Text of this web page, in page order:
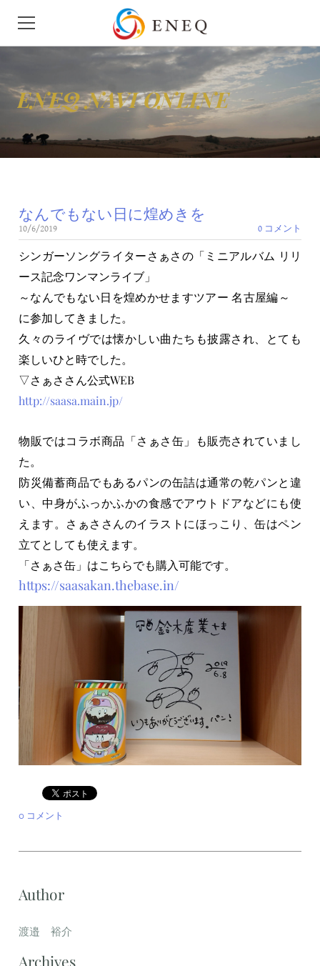
ENEQ NAVI ONLINE
なんでもない日に煌めきを
10/6/2019 0 コメント
シンガーソングライターさぁさの「ミニアルバム リリ
ース記念ワンマンライブ」
～なんでもない日を煌めかせますツアー 名古屋編～
に参加してきました。
久々のライヴでは懐かしい曲たちも披露され、とても
楽しいひと時でした。
▽さぁささん公式WEB
http://saasa.main.jp/
物販ではコラボ商品「さぁさ缶」も販売されていまし
た。
防災備蓄商品でもあるパンの缶詰は通常の乾パンと違
い、中身がふっかふかの食感でアウトドアなどにも使
えます。さぁささんのイラストにほっこり、缶はペン
立てとしても使えます。
「さぁさ缶」はこちらでも購入可能です。
https://saasakan.thebase.in/
0 コメント
Author
渡邉 裕介
Archives
会社概要
ニュース
がす
モビリティ
地下タンク漏洩検査